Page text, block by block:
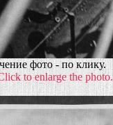
фото - по клику.
to enlarge the photo.